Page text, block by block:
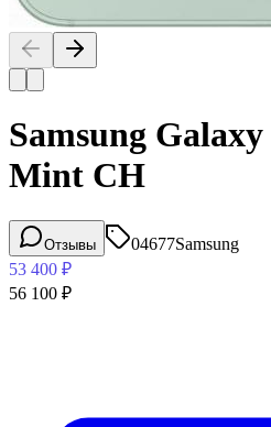
Samsung
Mint CH
Отзывы 04677Samsung
53 400 ₽
56 100 ₽